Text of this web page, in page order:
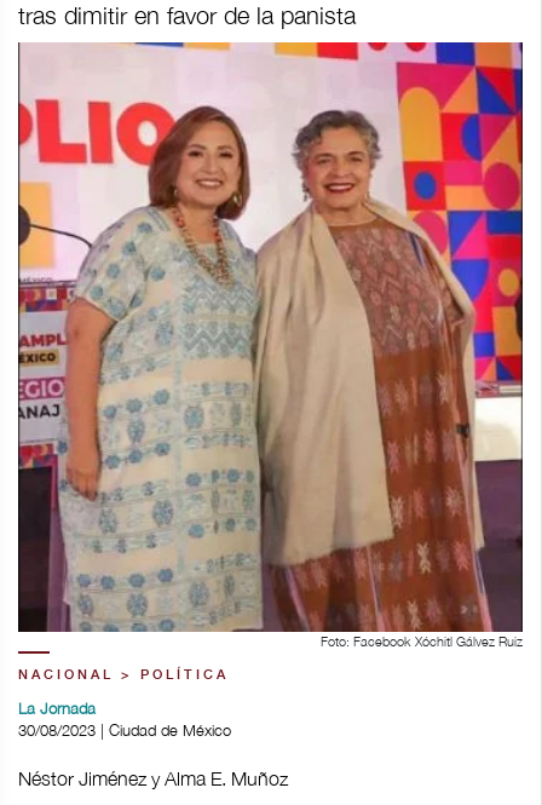
tras dimitir en favor de la panista
Foto: Facebook Xóchitl Gálvez Ruiz
NACIONAL > POLÍTICA
La Jornada
30/08/2023 | Ciudad de México
Néstor Jiménez y Alma E. Muñoz